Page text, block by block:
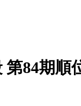
84期順